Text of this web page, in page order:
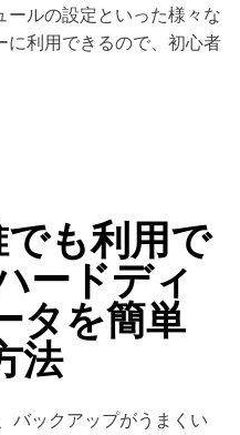
ルの設定といった様々な
に利用できるので、初心者
も利用で
ードディ
タを簡単
法
バックアップがうまくい